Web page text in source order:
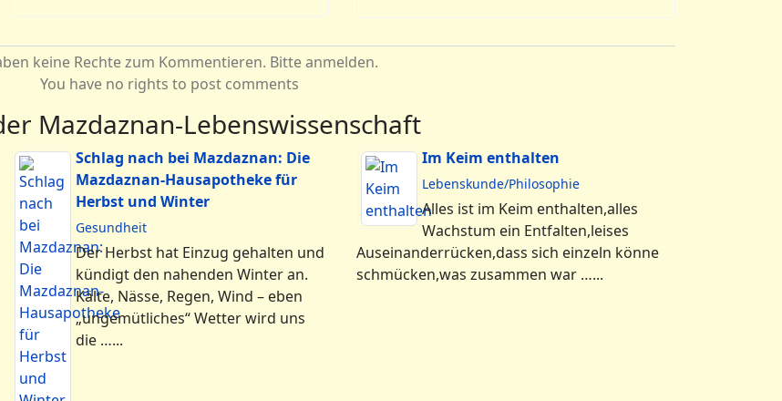
keine Rechte zum Kommentieren. Bitte anmelden.
You have no rights to post comments
Mazdaznan-Lebenswissenschaft
Schlag nach bei Mazdaznan: Die
Mazdaznan-Hausapotheke für
Herbst und Winter
Gesundheit
Der Herbst hat Einzug gehalten und
kündigt den nahenden Winter an.
Kälte, Nässe, Regen, Wind – eben
„ungemütliches“ Wetter wird uns
die …...
Im Keim enthalten
Lebenskunde/Philosophie
Alles ist im Keim enthalten,alles
Wachstum ein Entfalten,leises
Auseinanderrücken,dass sich einzeln könne
schmücken,was zusammen war …...